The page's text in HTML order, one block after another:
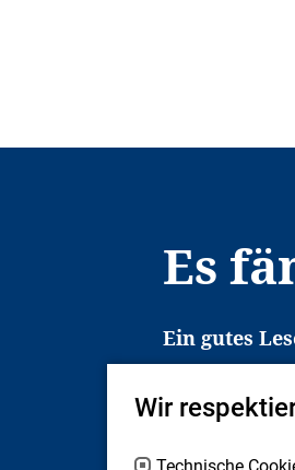
Es
Ein gutes
Es
Jugendliche
deshalb
Wir